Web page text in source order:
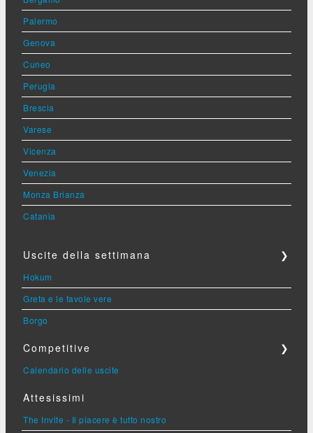
Palermo
Genova
Cuneo
Perugia
Brescia
Varese
Vicenza
Venezia
Monza Brianza
Catania
Uscite della settimana ❯
Hokum
Greta e le favole vere
Borgo
Competitive ❯
Calendario delle uscite
Attesissimi
The Invite - Il piacere è tutto nostro